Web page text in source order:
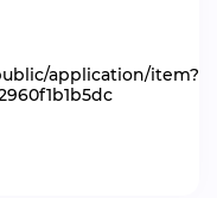
application/item?